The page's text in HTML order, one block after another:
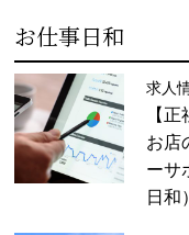
お仕事日和
求人
【
お店
ーサ
日和）